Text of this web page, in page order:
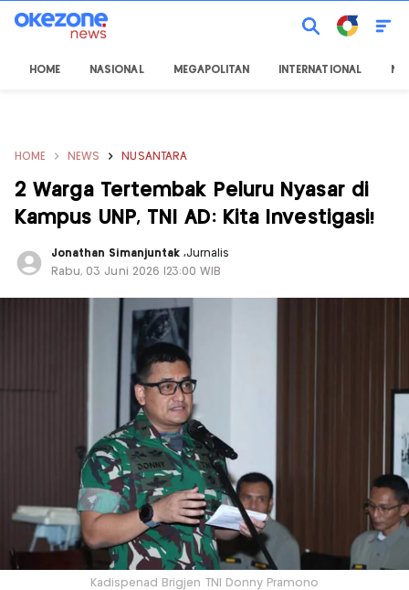
HOME NASIONAL MEGAPOLITAN INTERNATIONAL
HOME NEWS NUSANTARA
2 Warga Tertembak Peluru Nyasar di
Kampus UNP, TNI AD: Kita Investigasi!
Jonathan Simanjuntak,Jurnalis
Rabu, 03 Juni 2026 |23:00 WIB
Kadispenad Brigjen TNI Donny Pramono